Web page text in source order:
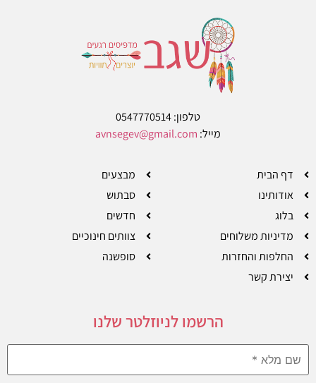
טלפון: 0547770514
מייל: avnsegev@gmail.com
דף הבית
אודותינו
בלוג
מדיניות משלוחים
החלפות והחזרות
יצירת קשר
מבצעים
סבתוש
חדשים
צוותים חינוכיים
סופשנה
הרשמו לניוזלטר שלנו